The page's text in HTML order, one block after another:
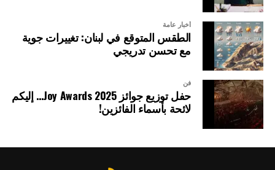
أخبار عامة
الطقس المتوقع في لبنان: تغييرات جوية
مع تحسن تدريجي
فن
حفل توزيع جوائز Joy Awards 2025… إليكم
لائحة بأسماء الفائزين!